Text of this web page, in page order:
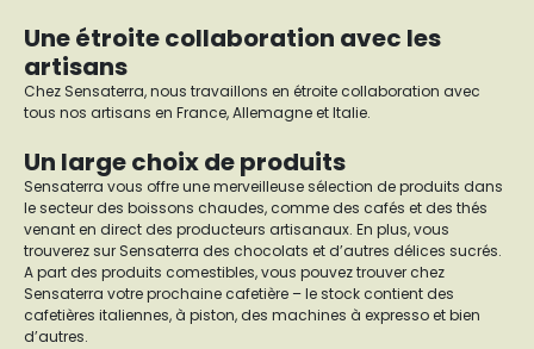
Une étroite collaboration avec les
artisans
Chez Sensaterra, nous travaillons en étroite collaboration avec
tous nos artisans en France, Allemagne et Italie.
Un large choix de produits
Sensaterra vous offre une merveilleuse sélection de produits dans
le secteur des boissons chaudes, comme des cafés et des thés
venant en direct des producteurs artisanaux. En plus, vous
trouverez sur Sensaterra des chocolats et d’autres délices sucrés.
A part des produits comestibles, vous pouvez trouver chez
Sensaterra votre prochaine cafetière – le stock contient des
cafetières italiennes, à piston, des machines à expresso et bien
d’autres.